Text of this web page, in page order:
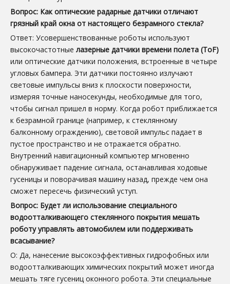
Вопрос: Как оптические радарные датчики отличают
грязный край окна от настоящего безрамного стекла?
Ответ: Усовершенствованные роботы используют
высокочастотные лазерные датчики времени полета (ToF)
или оптические датчики положения, встроенные в четыре
угловых бампера. Эти датчики постоянно излучают
световые импульсы вниз к плоскости поверхности,
измеряя точные наносекунды, необходимые для того,
чтобы сигнал пришел в норму. Когда робот приближается
к безрамной границе (например, к стеклянному
балконному ограждению), световой импульс падает в
пустое пространство и не отражается обратно.
Внутренний навигационный компьютер мгновенно
обнаруживает падение сигнала, останавливая ходовые
гусеницы и поворачивая машину назад, прежде чем она
сможет пересечь физический уступ.
Вопрос: Будет ли использование специального
водоотталкивающего стеклянного покрытия мешать
роботу управлять автомобилем или поддерживать
всасывание?
О: Да, нанесение высокоэффективных гидрофобных или
водоотталкивающих химических покрытий может иногда
мешать тяге гусениц оконного робота. Эти специальные